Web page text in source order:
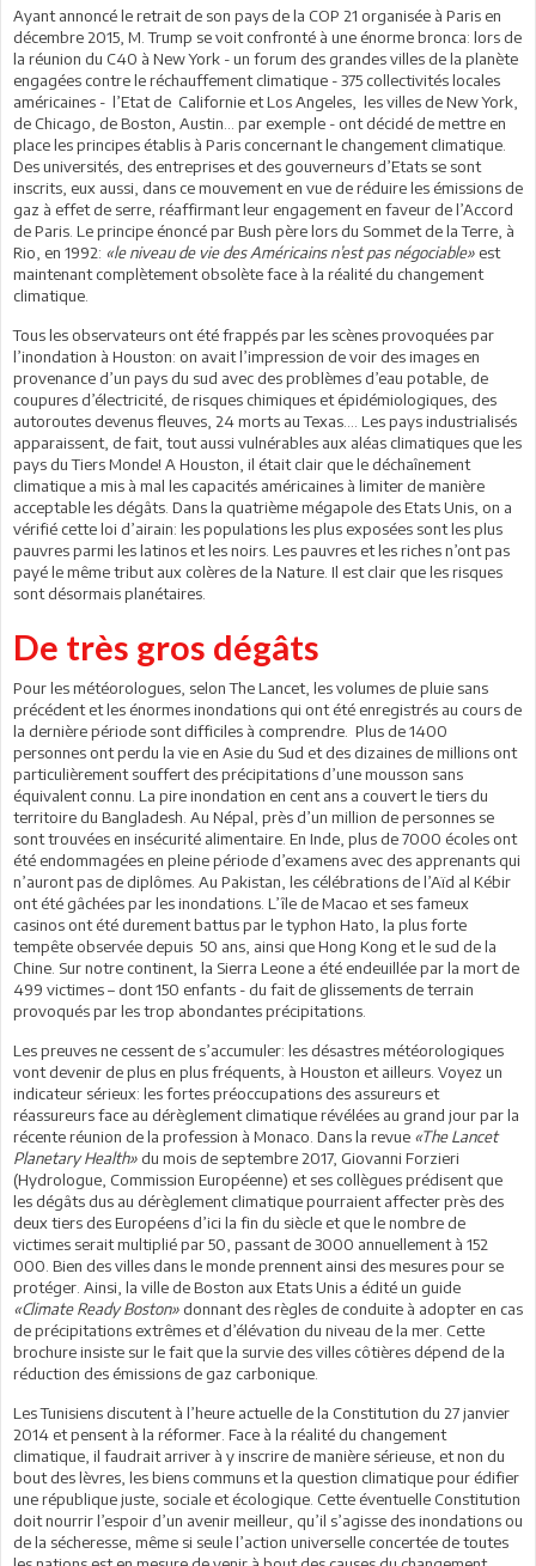
Ayant annoncé le retrait de son pays de la COP 21 organisée à Paris en
décembre 2015, M. Trump se voit confronté à une énorme bronca: lors de
la réunion du C40 à New York - un forum des grandes villes de la planète
engagées contre le réchauffement climatique - 375 collectivités locales
américaines - l’Etat de Californie et Los Angeles, les villes de New York,
de Chicago, de Boston, Austin… par exemple - ont décidé de mettre en
place les principes établis à Paris concernant le changement climatique.
Des universités, des entreprises et des gouverneurs d’Etats se sont
inscrits, eux aussi, dans ce mouvement en vue de réduire les émissions de
gaz à effet de serre, réaffirmant leur engagement en faveur de l’Accord
de Paris. Le principe énoncé par Bush père lors du Sommet de la Terre, à
Rio, en 1992: «le niveau de vie des Américains n’est pas négociable» est
maintenant complètement obsolète face à la réalité du changement
climatique.
Tous les observateurs ont été frappés par les scènes provoquées par
l’inondation à Houston: on avait l’impression de voir des images en
provenance d’un pays du sud avec des problèmes d’eau potable, de
coupures d’électricité, de risques chimiques et épidémiologiques, des
autoroutes devenus fleuves, 24 morts au Texas…. Les pays industrialisés
apparaissent, de fait, tout aussi vulnérables aux aléas climatiques que les
pays du Tiers Monde! A Houston, il était clair que le déchaînement
climatique a mis à mal les capacités américaines à limiter de manière
acceptable les dégâts. Dans la quatrième mégapole des Etats Unis, on a
vérifié cette loi d’airain: les populations les plus exposées sont les plus
pauvres parmi les latinos et les noirs. Les pauvres et les riches n’ont pas
payé le même tribut aux colères de la Nature. Il est clair que les risques
sont désormais planétaires.
De très gros dégâts
Pour les météorologues, selon The Lancet, les volumes de pluie sans
précédent et les énormes inondations qui ont été enregistrés au cours de
la dernière période sont difficiles à comprendre. Plus de 1400
personnes ont perdu la vie en Asie du Sud et des dizaines de millions ont
particulièrement souffert des précipitations d’une mousson sans
équivalent connu. La pire inondation en cent ans a couvert le tiers du
territoire du Bangladesh. Au Népal, près d’un million de personnes se
sont trouvées en insécurité alimentaire. En Inde, plus de 7000 écoles ont
été endommagées en pleine période d’examens avec des apprenants qui
n’auront pas de diplômes. Au Pakistan, les célébrations de l’Aïd al Kébir
ont été gâchées par les inondations. L’île de Macao et ses fameux
casinos ont été durement battus par le typhon Hato, la plus forte
tempête observée depuis 50 ans, ainsi que Hong Kong et le sud de la
Chine. Sur notre continent, la Sierra Leone a été endeuillée par la mort de
499 victimes – dont 150 enfants - du fait de glissements de terrain
provoqués par les trop abondantes précipitations.
Les preuves ne cessent de s’accumuler: les désastres météorologiques
vont devenir de plus en plus fréquents, à Houston et ailleurs. Voyez un
indicateur sérieux: les fortes préoccupations des assureurs et
réassureurs face au dérèglement climatique révélées au grand jour par la
récente réunion de la profession à Monaco. Dans la revue «The Lancet
Planetary Health» du mois de septembre 2017, Giovanni Forzieri
(Hydrologue, Commission Européenne) et ses collègues prédisent que
les dégâts dus au dérèglement climatique pourraient affecter près des
deux tiers des Européens d’ici la fin du siècle et que le nombre de
victimes serait multiplié par 50, passant de 3000 annuellement à 152
000. Bien des villes dans le monde prennent ainsi des mesures pour se
protéger. Ainsi, la ville de Boston aux Etats Unis a édité un guide
«Climate Ready Boston» donnant des règles de conduite à adopter en cas
de précipitations extrêmes et d’élévation du niveau de la mer. Cette
brochure insiste sur le fait que la survie des villes côtières dépend de la
réduction des émissions de gaz carbonique.
Les Tunisiens discutent à l’heure actuelle de la Constitution du 27 janvier
2014 et pensent à la réformer. Face à la réalité du changement
climatique, il faudrait arriver à y inscrire de manière sérieuse, et non du
bout des lèvres, les biens communs et la question climatique pour édifier
une république juste, sociale et écologique. Cette éventuelle Constitution
doit nourrir l’espoir d’un avenir meilleur, qu’il s’agisse des inondations ou
de la sécheresse, même si seule l’action universelle concertée de toutes